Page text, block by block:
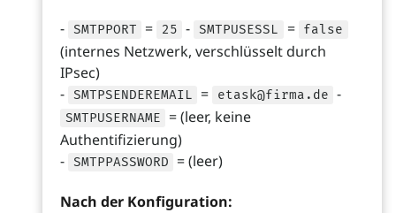
- SMTPPORT = 25 - SMTPUSESSL = false
(internes Netzwerk, verschlüsselt durch
IPsec)
- SMTPSENDEREMAIL = etask@firma.de -
SMTPUSERNAME
= (leer, keine
Authentifizierung)
- SMTPPASSWORD = (leer)
Nach der Konfiguration: